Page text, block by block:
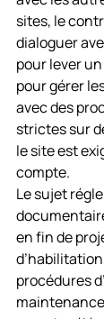
sites, le
dialoguer
pour lever
pour gérer
avec des
strictes sur
le site est
compte.
Le sujet
en fin de
procédures